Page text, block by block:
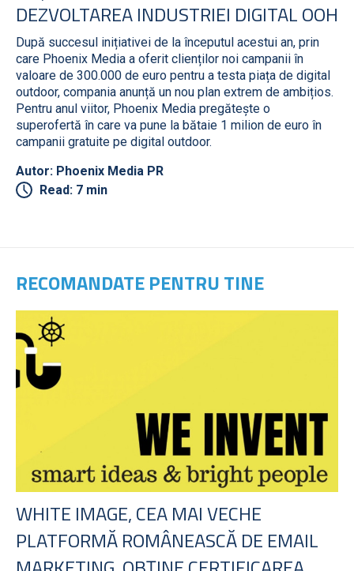
DEZVOLTAREA INDUSTRIEI DIGITAL OOH
După succesul inițiativei de la începutul acestui an, prin
care Phoenix Media a oferit clienților noi campanii în
valoare de 300.000 de euro pentru a testa piața de digital
outdoor, compania anunță un nou plan extrem de ambițios.
Pentru anul viitor, Phoenix Media pregătește o
superofertă în care va pune la bătaie 1 milion de euro în
campanii gratuite pe digital outdoor.
Autor: Phoenix Media PR
Read: 7 min
RECOMANDATE PENTRU TINE
WHITE IMAGE, CEA MAI VECHE
PLATFORMĂ ROMÂNEASCĂ DE EMAIL